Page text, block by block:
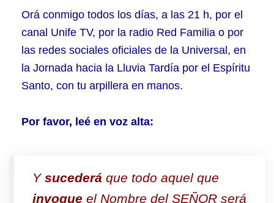
Orá conmigo todos los días, a las 21 h, por el
canal Unife TV, por la radio Red Familia o por
las redes sociales oficiales de la Universal, en
la Jornada hacia la Lluvia Tardía por el Espíritu
Santo, con tu arpillera en manos.
Por favor, leé en voz alta:
Y sucederá que todo aquel que
invoque el Nombre del SEÑOR será